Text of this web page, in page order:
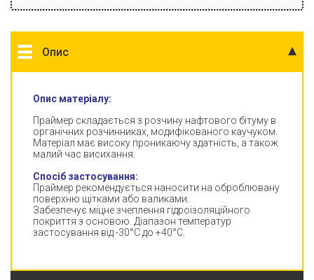
Опис
Опис матеріалу:
Праймер складається з розчину нафтового бітуму в
органічних розчинниках, модифікованого каучуком.
Матеріал має високу проникаючу здатність, а також
малий час висихання.
Спосіб застосування:
Праймер рекомендується наносити на оброблювану
поверхню щітками або валиками.
Забезпечує міцне зчеплення гідроізоляційного
покриття з основою. Діапазон температур
застосування від -30°С до +40°С.